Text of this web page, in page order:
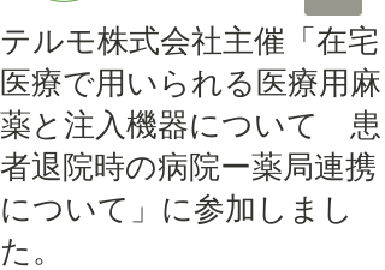
テルモ株式会社主催「在宅
医療で用いられる医療用麻
薬と注入機器について 患
者退院時の病院ー薬局連携
について」に参加しまし
た。